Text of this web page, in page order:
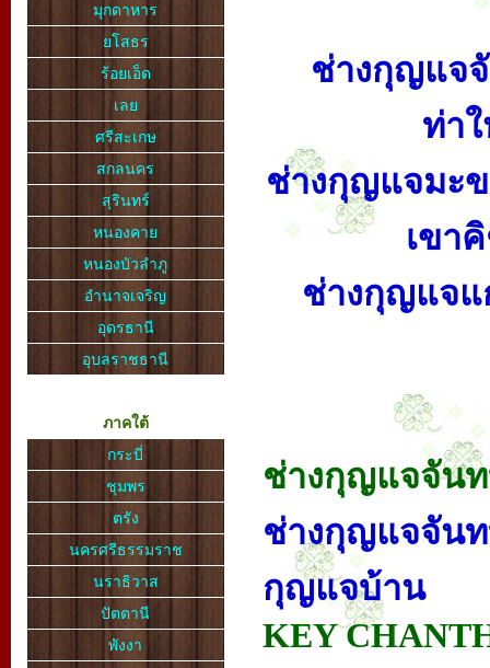
มุกดาหาร
ยโสธร
ร้อยเอ็ด
เลย
ศรีสะเกษ
สกลนคร
สุรินทร์
หนองคาย
หนองบัวลำภู
อำนาจเจริญ
อุดรธานี
อุบลราชธานี
ภาคใต้
กระบี่
ชุมพร
ตรัง
นครศรีธรรมราช
นราธิวาส
ปัตตานี
พังงา
ช่างกุญแจ
ท่า
ช่างกุญแจมะ
เขา
ช่างกุญแจแ
ช่างกุญแจจันท
ช่างกุญแจจัน
กุญแจบ้าน
KEY